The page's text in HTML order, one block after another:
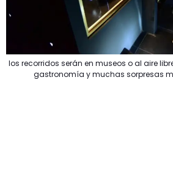
los recorridos serán en museos o al aire
gastronomía y muchas sorpresas